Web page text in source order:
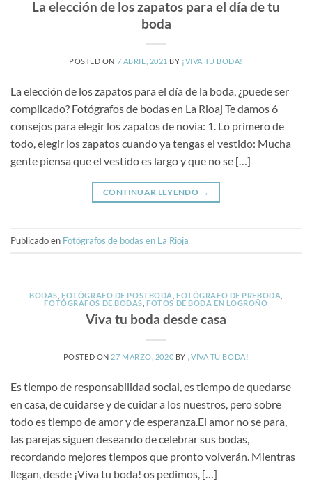
La elección de los zapatos para el día de tu
boda
POSTED ON 7 ABRIL, 2021 BY ¡VIVA TU BODA!
La elección de los zapatos para el día de la boda, ¿puede ser
complicado? Fotógrafos de bodas en La Rioaj Te damos 6
consejos para elegir los zapatos de novia: 1. Lo primero de
todo, elegir los zapatos cuando ya tengas el vestido: Mucha
gente piensa que el vestido es largo y que no se […]
CONTINUAR LEYENDO →
Publicado en Fotógrafos de bodas en La Rioja
BODAS ,FOTÓGRAFO DE POSTBODA ,FOTÓGRAFO DE PREBODA
FOTÓGRAFOS DE BODAS ,FOTOS DE BODA EN LOGROÑO
Viva tu boda desde casa
POSTED ON 27 MARZO, 2020 BY ¡VIVA TU BODA!
Es tiempo de responsabilidad social, es tiempo de quedarse
en casa, de cuidarse y de cuidar a los nuestros, pero sobre
todo es tiempo de amor y de esperanza.El amor no se para,
las parejas siguen deseando de celebrar sus bodas,
recordando mejores tiempos que pronto volverán. Mientras
llegan, desde ¡Viva tu boda! os pedimos, […]